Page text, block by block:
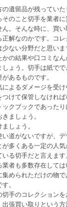
遺留品が残ってい
のこと切手を業者
。そんな時に、買
解なのかです。コ
ない分野だと思い
の結果や口コミな
ょう。切手は紙で
あるものです。
よるダメージを受
けて保管しなけれ
クブックであった
ましょう。
しょう。
道がないですが、
多くある一定の人
る切手だと言えます。
者も多数存在して
められただけの物
。
手のコレクション
張買い取りという方